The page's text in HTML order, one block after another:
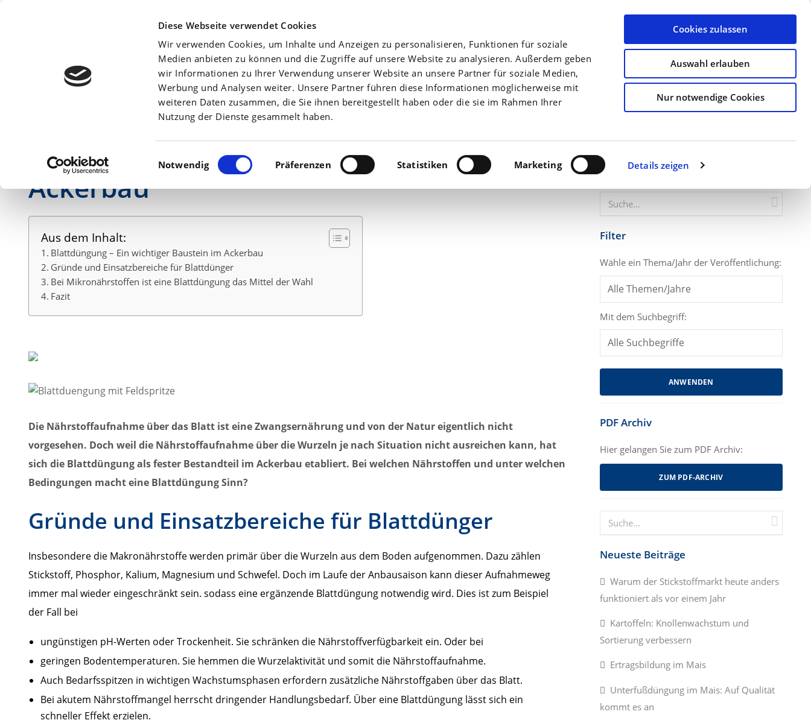
Diese Webseite verwendet Cookies
Wir verwenden Cookies, um Inhalte und Anzeigen zu personalisieren, Funktionen für soziale
Medien anbieten zu können und die Zugriffe auf unsere Website zu analysieren. Außerdem geben
wir Informationen zu Ihrer Verwendung unserer Website an unsere Partner für soziale Medien,
Werbung und Analysen weiter. Unsere Partner führen diese Informationen möglicherweise mit
weiteren Daten zusammen, die Sie ihnen bereitgestellt haben oder die sie im Rahmen Ihrer
Nutzung der Dienste gesammelt haben.
Einwilligungsauswahl
Notwendig Präferenzen Statistiken Marketing Details zeigen
Cookies zulassen
Auswahl erlauben
Nur notwendige Cookies
Ansprechpartner Über uns Termine
Aktuell Nährstoffe Düngung Kulturen Precision Farming
27. November 2023 Startseite Blattdüngung – Ein wicht...
Blattdüngung – Ein wichtiger Baustein im
Ackerbau
Aus dem Inhalt:
Blattdüngung – Ein wichtiger Baustein im Ackerbau
Gründe und Einsatzbereiche für Blattdünger
Bei Mikronährstoffen ist eine Blattdüngung das Mittel der Wahl
Fazit
Die Nährstoffaufnahme über das Blatt ist eine Zwangsernährung und von der Natur eigentlich nicht
vorgesehen. Doch weil die Nährstoffaufnahme über die Wurzeln je nach Situation nicht ausreichen kann, hat
sich die Blattdüngung als fester Bestandteil im Ackerbau etabliert. Bei welchen Nährstoffen und unter welchen
Bedingungen macht eine Blattdüngung Sinn?
Gründe und Einsatzbereiche für Blattdünger
Insbesondere die Makronährstoffe werden primär über die Wurzeln aus dem Boden aufgenommen. Dazu zählen
Stickstoff, Phosphor, Kalium, Magnesium und Schwefel. Doch im Laufe der Anbausaison kann dieser Aufnahmeweg
immer mal wieder eingeschränkt sein. sodass eine ergänzende Blattdüngung notwendig wird. Dies ist zum Beispiel
der Fall bei
ungünstigen pH-Werten oder Trockenheit. Sie schränken die Nährstoffverfügbarkeit ein. Oder bei
geringen Bodentemperaturen. Sie hemmen die Wurzelaktivität und somit die Nährstoffaufnahme.
Auch Bedarfsspitzen in wichtigen Wachstumsphasen erfordern zusätzliche Nährstoffgaben über das Blatt.
Bei akutem Nährstoffmangel herrscht dringender Handlungsbedarf. Über eine Blattdüngung lässt sich ein
schneller Effekt erzielen.
Website durchsuchen
Filter
Wähle ein Thema/Jahr der Veröffentlichung:
Mit dem Suchbegriff:
PDF Archiv
Hier gelangen Sie zum PDF Archiv:
ZUM PDF-ARCHIV
Neueste Beiträge
Warum der Stickstoffmarkt heute anders
funktioniert als vor einem Jahr
Kartoffeln: Knollenwachstum und
Sortierung verbessern
Ertragsbildung im Mais
Unterfußdüngung im Mais: Auf Qualität
kommt es an